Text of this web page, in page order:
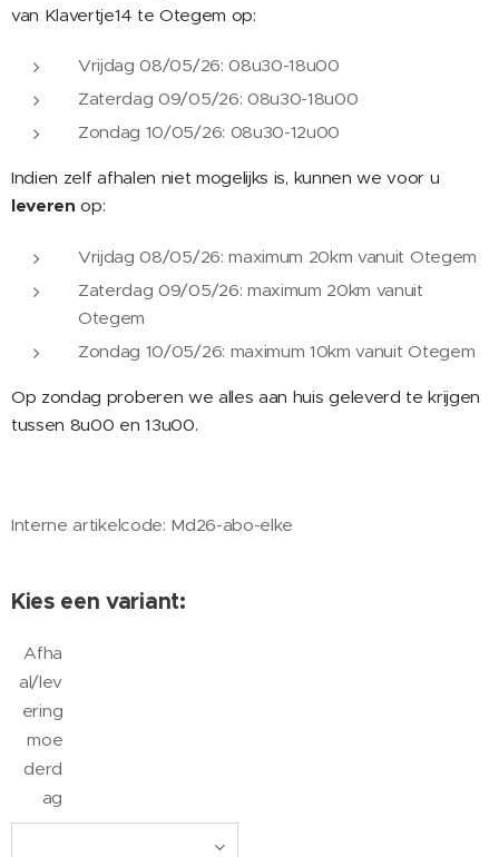
van Klavertje14 te Otegem op:
Vrijdag 08/05/26: 08u30-18u00
Zaterdag 09/05/26: 08u30-18u00
Zondag 10/05/26: 08u30-12u00
Indien zelf afhalen niet mogelijks is, kunnen we voor u
leveren op:
Vrijdag 08/05/26: maximum 20km vanuit Otegem
Zaterdag 09/05/26: maximum 20km vanuit
Otegem
Zondag 10/05/26: maximum 10km vanuit Otegem
Op zondag proberen we alles aan huis geleverd te krijgen
tussen 8u00 en 13u00.
Interne artikelcode: Md26-abo-elke
Kies een variant:
Afha
al/lev
ering
moe
derd
ag